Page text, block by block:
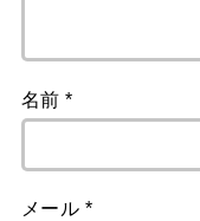
名前*
メール *